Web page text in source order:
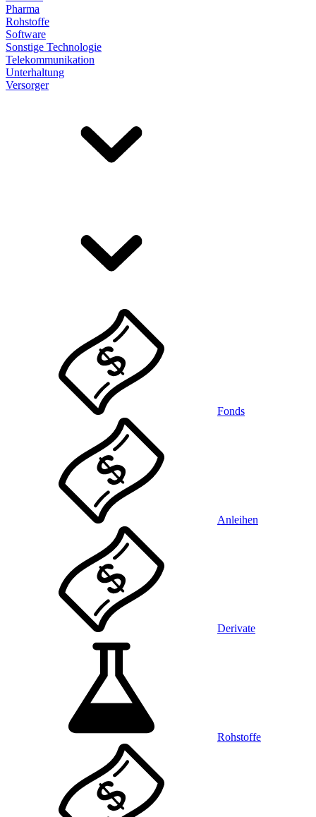
Pharma
Rohstoffe
Software
Sonstige Technologie
Telekommunikation
Unterhaltung
Versorger
Fonds
Anleihen
Derivate
Rohstoffe